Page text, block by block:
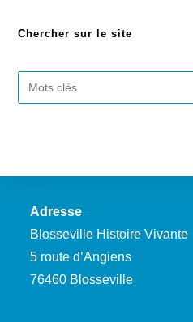
Chercher sur le site
Rechercher
Adresse
Blosseville Histoire Vivante
5 route d’Angiens
76460 Blosseville